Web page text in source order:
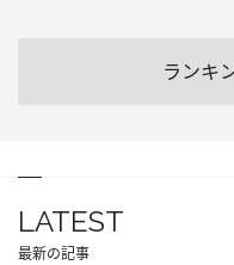
ランキ
LATEST
最新の記事